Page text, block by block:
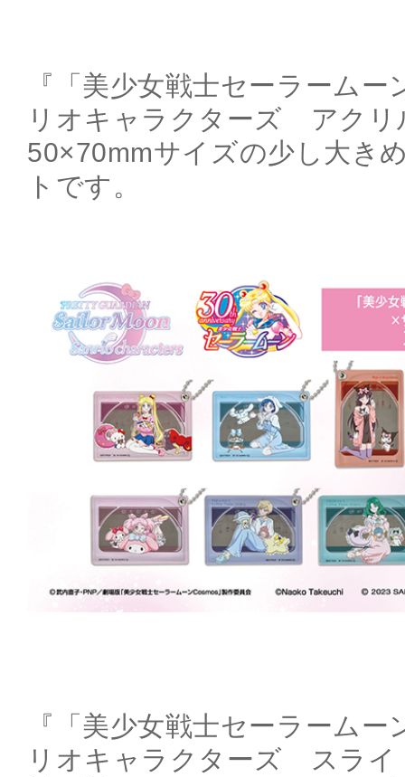
『「美少女戦士セーラーム
リオキャラクターズ アクリ
50×70mmサイズの少し大き
トです。
『「美少女戦士セーラーム
リオキャラクターズ スライ